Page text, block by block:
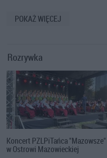
POKAŻ WIĘCEJ
Rozrywka
Koncert PZLPiTańca "Mazowsze"
w Ostrowi Mazowieckiej